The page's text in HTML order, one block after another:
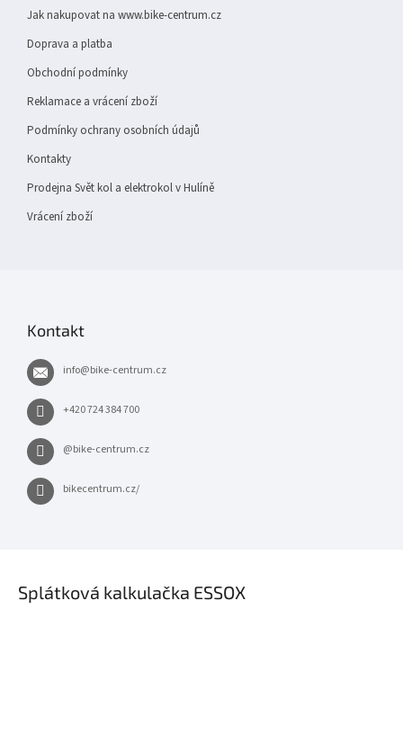
Jak nakupovat na www.bike-centrum.cz
Doprava a platba
Obchodní podmínky
Reklamace a vrácení zboží
Podmínky ochrany osobních údajů
Kontakty
Prodejna Svět kol a elektrokol v Hulíně
Vrácení zboží
Kontakt
info@bike-centrum.cz
+420 724 384 700
@bike-centrum.cz
bikecentrum.cz/
Splátková kalkulačka ESSOX